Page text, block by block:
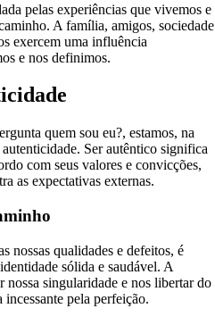
pelas experiências que vivemos e
A família, amigos, sociedade
exercem uma influência
e nos definimos.
quem sou eu?, estamos, na
Ser autêntico significa
com seus valores e convicções,
as expectativas externas.
nossas qualidades e defeitos, é
sólida e saudável. A
nossa singularidade e nos libertar do
incessante pela perfeição.